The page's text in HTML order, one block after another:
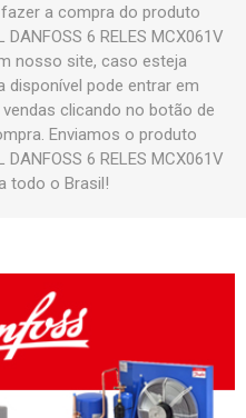
fazer a compra do produto
DANFOSS 6 RELES MCX061V
nosso site, caso esteja
disponível pode entrar em
clicando no botão de
Enviamos o produto
DANFOSS 6 RELES MCX061V
todo o Brasil!